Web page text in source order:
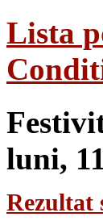
Lista
luni,
Rezultat